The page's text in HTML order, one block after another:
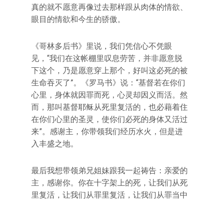
真的就不愿意再像过去那样跟从肉体的情欲、
眼目的情欲和今生的骄傲。
《哥林多后书》里说，我们凭信心不凭眼
见，“我们在这帐棚里叹息劳苦，并非愿意脱
下这个，乃是愿意穿上那个，好叫这必死的被
生命吞灭了”。《罗马书》说：“基督若在你们
心里，身体就因罪而死，心灵却因义而活。然
而，那叫基督耶稣从死里复活的，也必藉着住
在你们心里的圣灵，使你们必死的身体又活过
来”。感谢主，你带领我们经历水火，但是进
入丰盛之地。
最后我想带领弟兄姐妹跟我一起祷告：亲爱的
主，感谢你。你在十字架上的死，让我们从死
里复活，让我们从罪里复活，让我们从罪当中